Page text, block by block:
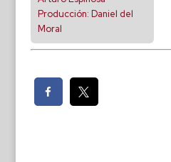
Producción: Daniel del
Moral